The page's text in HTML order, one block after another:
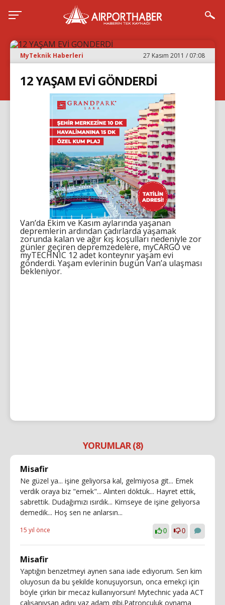
MyTeknik Haberleri 27 Kasım 2011 / 07:08
12 YAŞAM EVİ GÖNDERDİ
Van’da Ekim ve Kasım aylarında yaşanan
depremlerin ardından çadırlarda yaşamak
zorunda kalan ve ağır kış koşulları nedeniyle zor
günler geçiren depremzedelere, myCARGO ve
myTECHNIC 12 adet konteynır yaşam evi
gönderdi. Yaşam evlerinin bugün Van’a ulaşması
bekleniyor.
YORUMLAR (8)
Misafir
Ne güzel ya... işine geliyorsa kal, gelmiyosa git... Emek
verdik oraya biz "emek"... Alınteri döktük... Hayret ettik,
sabrettik. Dudağımızı ısırdık... Kimseye de işine geliyorsa
demedik... Hoş sen ne anlarsın...
15 yıl önce 0 0
Misafir
Yaptığın benzetmeyi aynen sana iade ediyorum. Sen kim
oluyosun da bu şekilde konuşuyorsun, onca emekçi için
böyle çirkin bir mecaz kullanıyorsun! Mytechnic yada ACT
çalışanıysan adını yaz adam gibi.Patronculuk oynama